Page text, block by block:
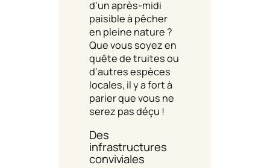
d’un après-midi
paisible à pêcher
en pleine nature ?
Que vous soyez en
quête de truites ou
d’autres espèces
locales, il y a fort à
parier que vous ne
serez pas déçu !
Des
infrastructures
conviviales